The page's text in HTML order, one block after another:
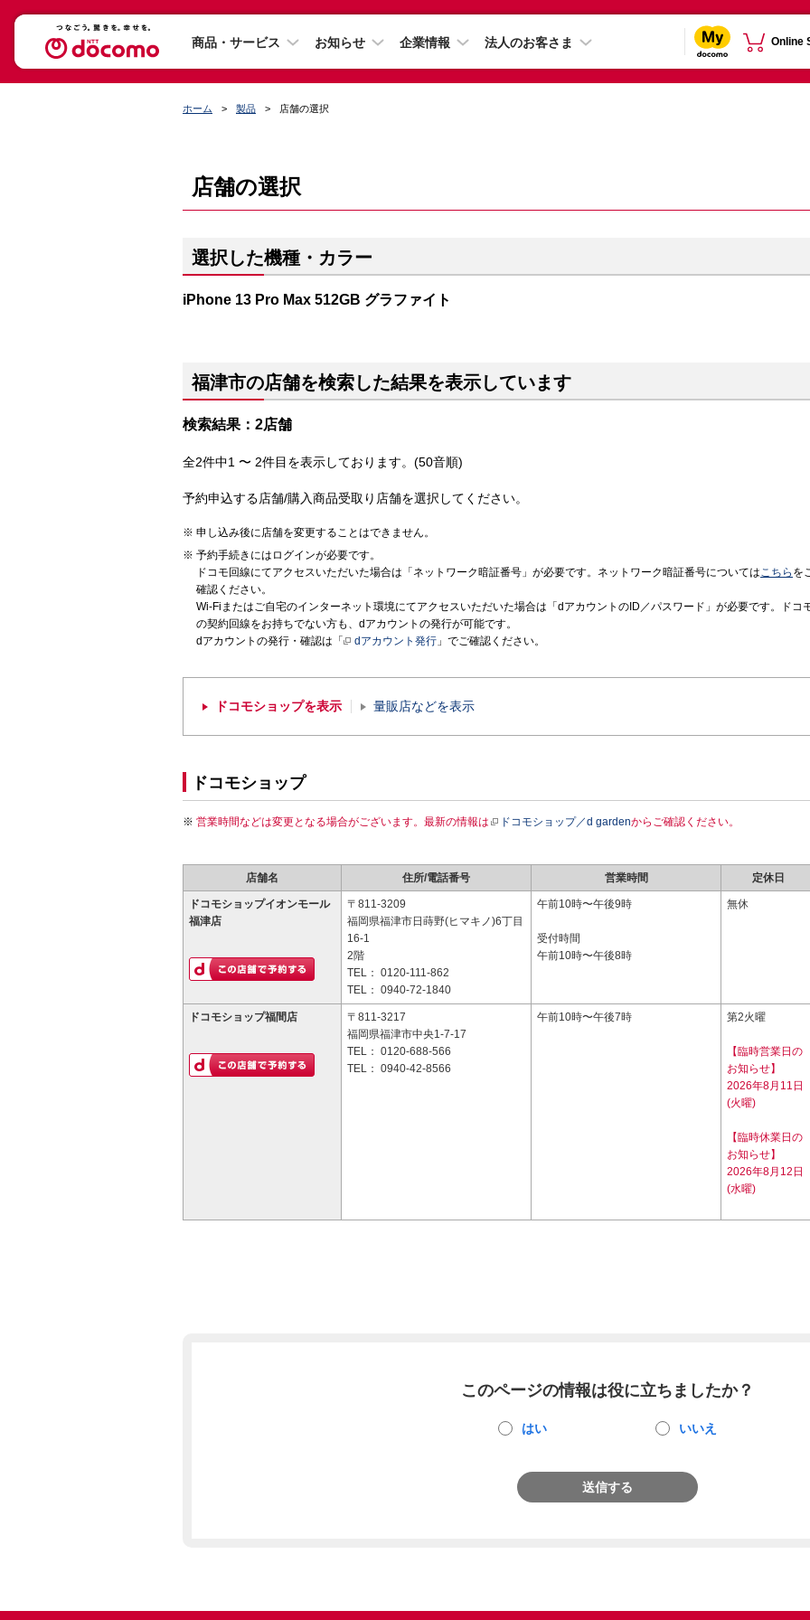
商品・サービス お知らせ 企業情報 法人のお客さま Online
ホーム 製品 店舗の選択
店舗の選択
選択した機種・カラー
iPhone 13 Pro Max 512GB グラファイト
福津市の店舗を検索した結果を表示しています
検索結果：2店舗
全2件中1 〜 2件目を表示しております。(50音順)
予約申込する店舗/購入商品受取り店舗を選択してください。
申し込み後に店舗を変更することはできません。
予約手続きにはログインが必要です。
ドコモ回線にてアクセスいただいた場合は「ネットワーク暗証番号」が必要です。ネットワーク暗証番号についてはこちら を
確認ください。
Wi-Fiまたはご自宅のインターネット環境にてアクセスいただいた場合は「dアカウントのID／パスワード」が必要です。ドコ
の契約回線をお持ちでない方も、dアカウントの発行が可能です。
dアカウントの発行・確認は「
dアカウント発行 」でご確認ください。
ドコモショップを表示 量販店などを表示
ドコモショップ
営業時間などは変更となる場合がございます。最新の情報は ドコモショップ／d gardenからご確認ください。
店舗名 住所/電話番号 営業時間 定休日
ドコモショップイオンモール
福津店
〒811-3209
福岡県福津市日蒔野(ヒマキノ)6丁目
16-1
2階
TEL： 0120-111-862
TEL： 0940-72-1840
午前10時〜午後9時
受付時間
午前10時〜午後8時
無休
ドコモショップ福間店
〒811-3217
福岡県福津市中央1-7-17
TEL： 0120-688-566
TEL： 0940-42-8566
午前10時〜午後7時 第2火曜
【臨時営業日の
お知らせ】
2026年8月11日
(火曜)
【臨時休業日の
お知らせ】
2026年8月12日
(水曜)
このページの情報は役に立ちましたか？
はい いいえ
送信する